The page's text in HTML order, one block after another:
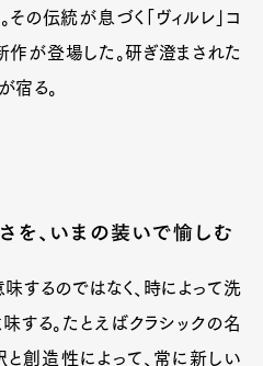
その伝統が息づく「ヴィルレ」コ
作が登場した。研ぎ澄まされた
宿る。
を、いまの装いで愉しむ
するのではなく、時によって洗
する。たとえばクラシックの名
創造性によって、常に新しい